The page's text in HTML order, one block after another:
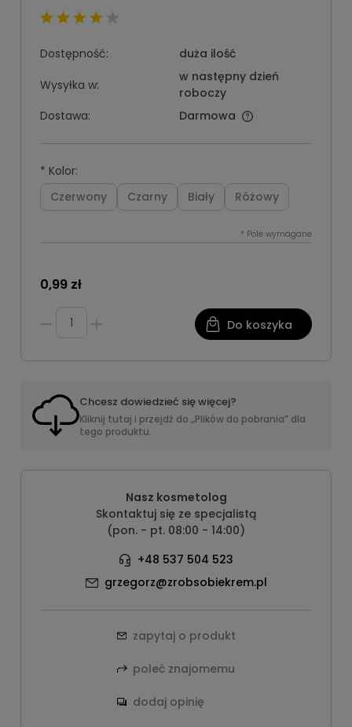
Dostępność:
duża ilość
Wysyłka w:
w następny dzień
roboczy
Dostawa:
Darmowa
* Kolor:
Czerwony
Czarny Biały Różowy
* Pole wymagane
0,99 zł
Do koszyka
Chcesz dowiedzieć się więcej?
Kliknij tutaj i przejdź do „Plików do pobrania” dla
tego produktu.
Nasz kosmetolog
Skontaktuj się ze specjalistą
(pon. - pt. 08:00 - 14:00)
+48 537 504 523
grzegorz@zrobsobiekrem.pl
zapytaj o produkt
poleć znajomemu
dodaj opinię